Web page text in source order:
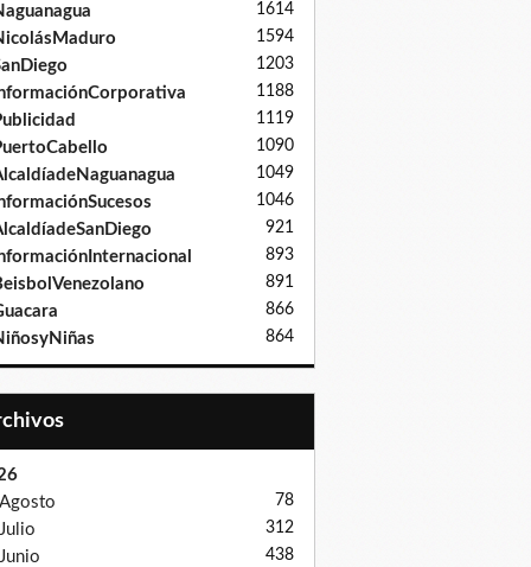
1614
1594
1203
1188
1119
1090
1049
1046
921
893
891
866
864
Agosto
78
Julio 312
Junio 438